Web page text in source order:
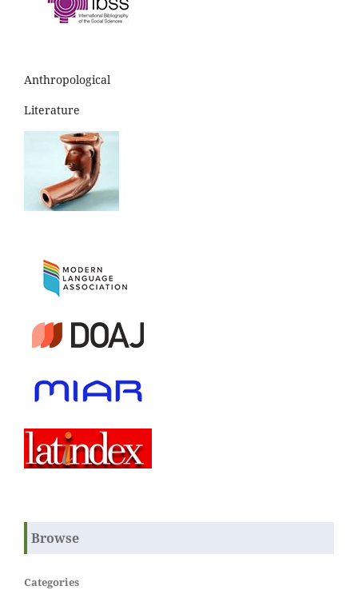
Anthropological
Literature
Browse
Categories